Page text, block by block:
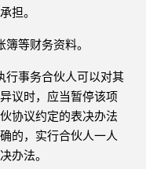
担。
簿等财务资料。
行事务合伙人可以对其
议时，应当暂停该项
协议约定的表决办法
的，实行合伙人一人
办法。